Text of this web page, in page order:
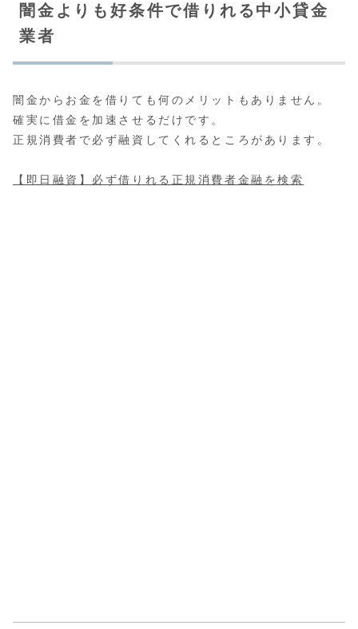
闇金よりも好条件で借りれる中小貸金
業者
闇金からお金を借りても何のメリットもありません。
確実に借金を加速させるだけです。
正規消費者で必ず融資してくれるところがあります。
【即日融資】必ず借りれる正規消費者金融を検索